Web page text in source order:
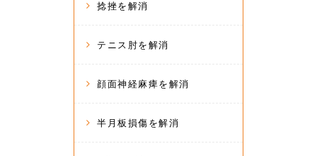
捻挫を解消
テニス肘を解消
顔面神経麻痺を解消
半月板損傷を解消